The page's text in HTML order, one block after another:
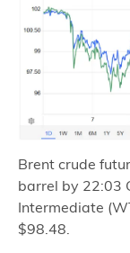
Brent crude
barrel by 22:03
Intermediate
$98.48.